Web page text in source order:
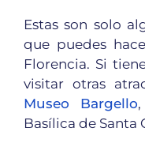
Estas son solo
que puedes
Florencia. Si
visitar otras
Museo Bargello
Basílica de Santa